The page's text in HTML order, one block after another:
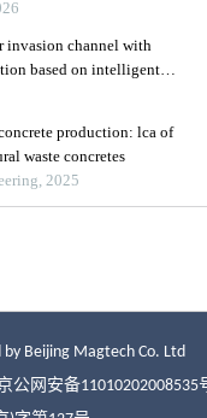
by Beijing Magtech Co. Ltd
京公网安备11010202008535